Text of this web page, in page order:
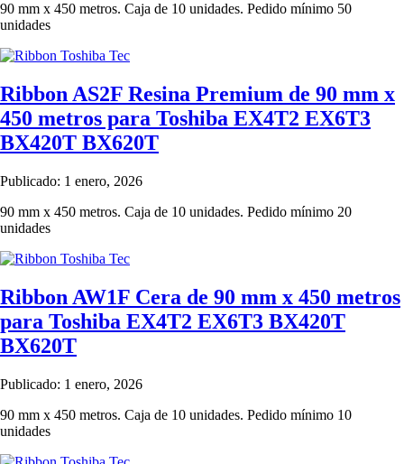
90 mm x 450 metros. Caja de 10 unidades. Pedido mínimo 50
unidades
Ribbon AS2F Resina Premium de 90 mm x
450 metros para Toshiba EX4T2 EX6T3
BX420T BX620T
Publicado: 1 enero, 2026
90 mm x 450 metros. Caja de 10 unidades. Pedido mínimo 20
unidades
Ribbon AW1F Cera de 90 mm x 450 metros
para Toshiba EX4T2 EX6T3 BX420T
BX620T
Publicado: 1 enero, 2026
90 mm x 450 metros. Caja de 10 unidades. Pedido mínimo 10
unidades